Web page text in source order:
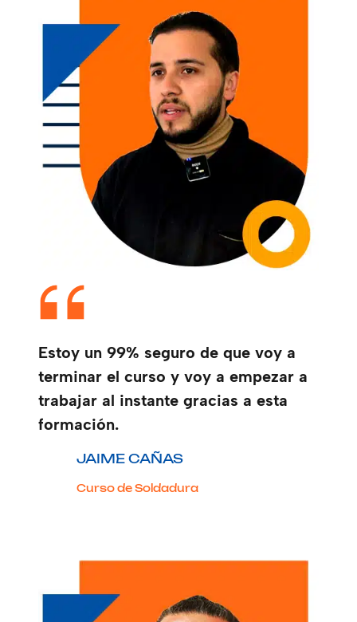
Estoy un 99% seguro de que voy a
terminar el curso y voy a empezar a
trabajar al instante gracias a esta
formación.
JAIME CAÑAS
Curso de Soldadura